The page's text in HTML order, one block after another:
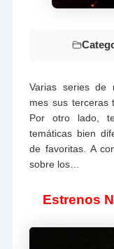
Varias series de
mes sus terceras
Por otro lado,
temáticas bien
de favoritas. A
sobre los…
Estrenos